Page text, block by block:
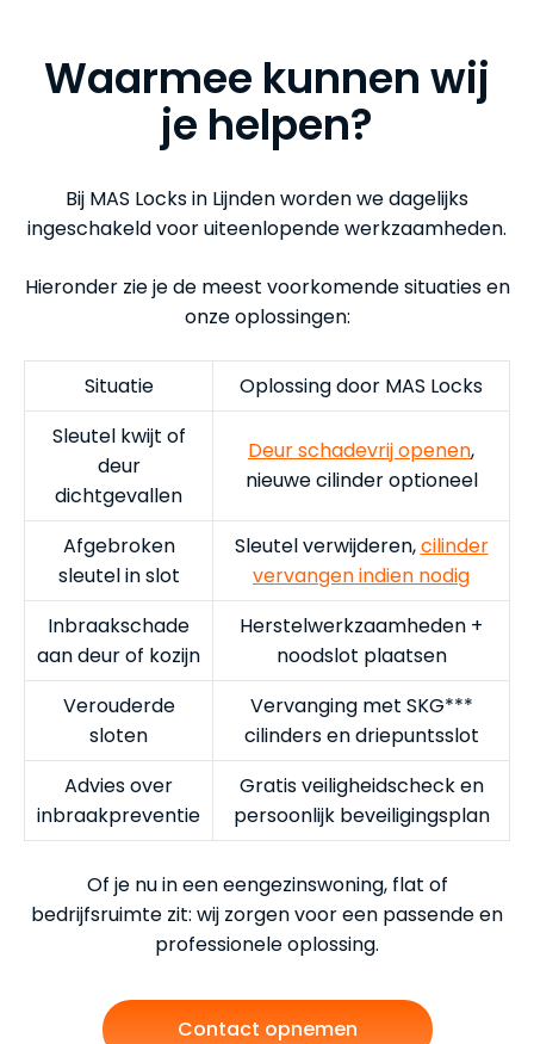
Waarmee kunnen wij
je helpen?
Bij MAS Locks in Lijnden worden we dagelijks
ingeschakeld voor uiteenlopende werkzaamheden.
Hieronder zie je de meest voorkomende situaties en
onze oplossingen:
Situatie
Oplossing door MAS Locks
Sleutel kwijt of
deur
dichtgevallen
Deur schadevrij openen,
nieuwe cilinder optioneel
Afgebroken
sleutel in slot
Sleutel verwijderen,cilinder
vervangen indien nodig
Inbraakschade
aan deur of kozijn
Herstelwerkzaamheden +
noodslot plaatsen
Verouderde
sloten
Vervanging met SKG***
cilinders en driepuntsslot
Advies over
inbraakpreventie
Gratis veiligheidscheck en
persoonlijk beveiligingsplan
Of je nu in een eengezinswoning, flat of
bedrijfsruimte zit: wij zorgen voor een passende en
professionele oplossing.
Contact opnemen